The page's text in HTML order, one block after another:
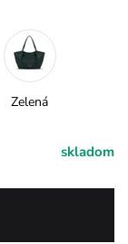
Zelená
skladom